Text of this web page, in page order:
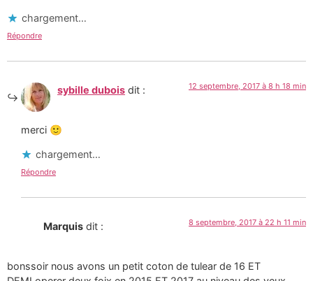
chargement…
Répondre
sybille dubois dit : 12 septembre, 2017 à 8 h 18 min
merci 🙂
chargement…
Répondre
Marquis dit : 8 septembre, 2017 à 22 h 11 min
bonssoir nous avons un petit coton de tulear de 16 ET